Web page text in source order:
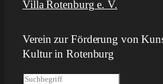
Villa Rotenburg e. V.
Verein zur Förderung von
Kultur in Rotenburg
S